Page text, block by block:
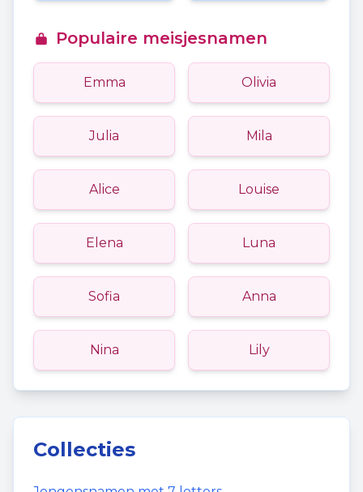
Populaire meisjesnamen
Emma Olivia
Julia Mila
Alice Louise
Elena Luna
Sofia Anna
Nina Lily
Collecties